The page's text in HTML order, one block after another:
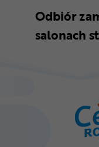
Odbiór
salonach